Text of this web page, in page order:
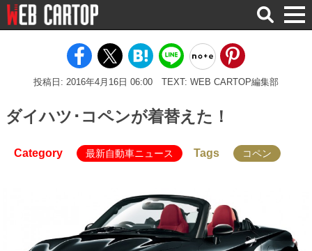
検
索
投稿日: 2016年4月16日 06:00 TEXT: WEB CARTOP編集部
ダイハツ･コペンが着替えた！
Category 最新自動車ニュース Tags コペン